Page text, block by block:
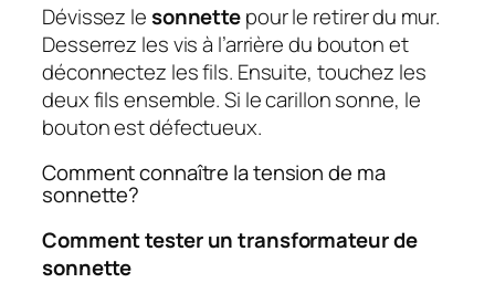
Dévissez lesonnettepour le retirer du mur.
Desserrez les vis à l’arrière du bouton et
déconnectez les fils. Ensuite, touchez les
deux fils ensemble. Si le carillon sonne, le
bouton est défectueux.
Comment connaître la tension de ma
sonnette?
Comment tester un transformateur de
sonnette